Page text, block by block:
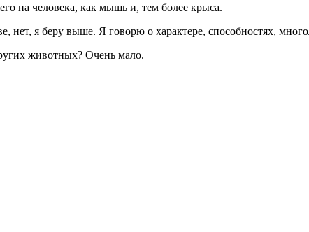
на человека, как мышь и, тем более крыса.
нет, я беру выше. Я говорю о характере, способностях,
животных? Очень мало.